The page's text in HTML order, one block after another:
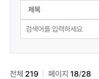
소통센터
>
홍보책자
>
웹진
전체 219 페이지 18/28